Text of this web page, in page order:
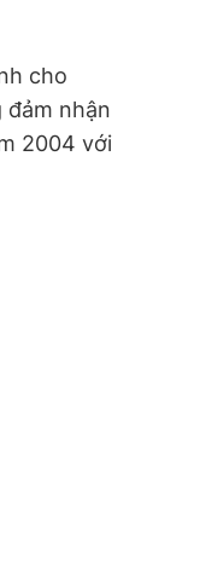
cho
đảm nhận
2004 với